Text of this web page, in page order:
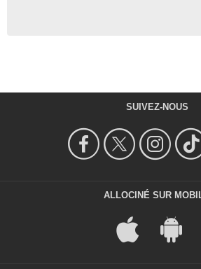
SUIVEZ-NOUS
ALLOCINÉ SUR